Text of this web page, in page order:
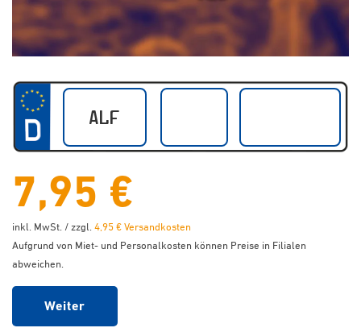
7,95 €
inkl. MwSt. / zzgl.4,95 € Versandkosten
Aufgrund von Miet- und Personalkosten können Preise in Filialen
abweichen.
Weiter